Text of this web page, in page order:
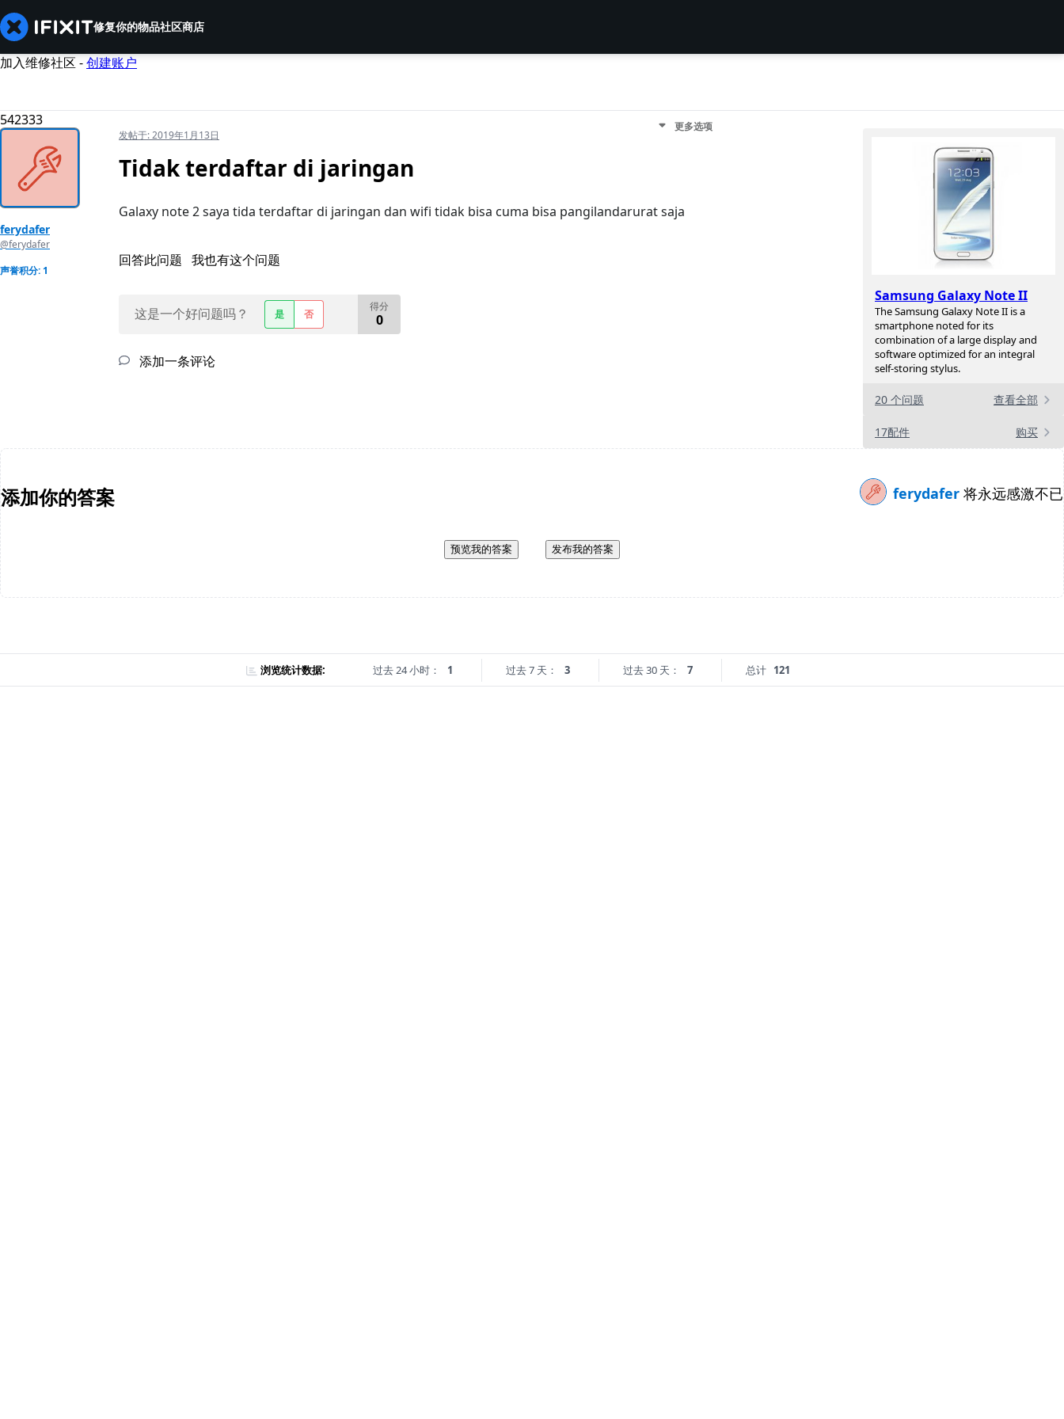
修复你的物品社区商店
加入维修社区 -创建账户
542333
Samsung Galaxy Note II
The Samsung Galaxy Note II is a
smartphone noted for its
combination of a large display and
software optimized for an integral
self-storing stylus.
20 个问题 查看全部
17配件 购买
ferydafer
@ferydafer
声誉积分: 1
发帖于:2019年1月13日
更多选项
Tidak terdaftar di jaringan
Galaxy note 2 saya tida terdaftar di jaringan dan wifi tidak bisa cuma bisa pangilandarurat saja
回答此问题 我也有这个问题
这是一个好问题吗？ 是 否
得分
0
添加一条评论
添加你的答案 ferydafer 将永远感激不已
预览我的答案 发布我的答案
浏览统计数据: 过去 24 小时： 1 过去 7 天： 3 过去 30 天： 7 总计 121